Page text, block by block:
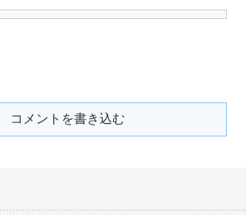
コメントを書き込む